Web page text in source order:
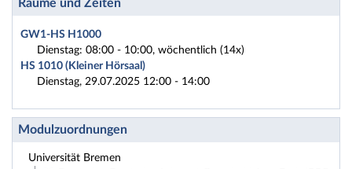
Räume und Zeiten
GW1-HS H1000
Dienstag: 08:00 - 10:00, wöchentlich (14x)
HS 1010 (Kleiner Hörsaal)
Dienstag, 29.07.2025 12:00 - 14:00
Modulzuordnungen
Universität Bremen